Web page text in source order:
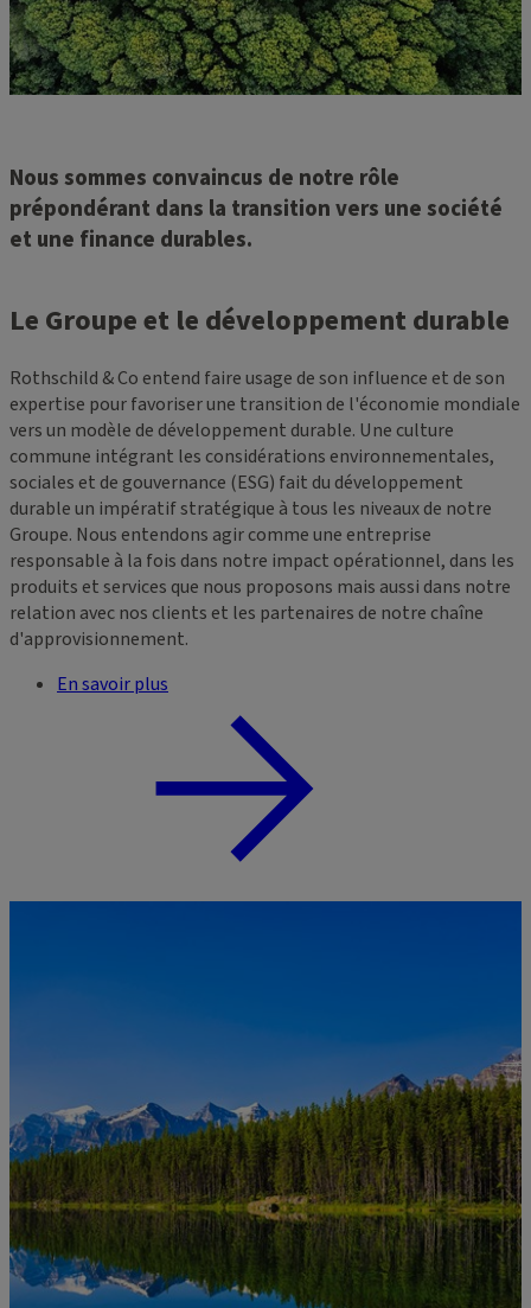
Nous sommes convaincus de notre rôle
prépondérant dans la transition vers une société
et une finance durables.
Le Groupe et le développement durable
Rothschild & Co entend faire usage de son influence et de son
expertise pour favoriser une transition de l'économie mondiale
vers un modèle de développement durable. Une culture
commune intégrant les considérations environnementales,
sociales et de gouvernance (ESG) fait du développement
durable un impératif stratégique à tous les niveaux de notre
Groupe. Nous entendons agir comme une entreprise
responsable à la fois dans notre impact opérationnel, dans les
produits et services que nous proposons mais aussi dans notre
relation avec nos clients et les partenaires de notre chaîne
d'approvisionnement.
En savoir plus